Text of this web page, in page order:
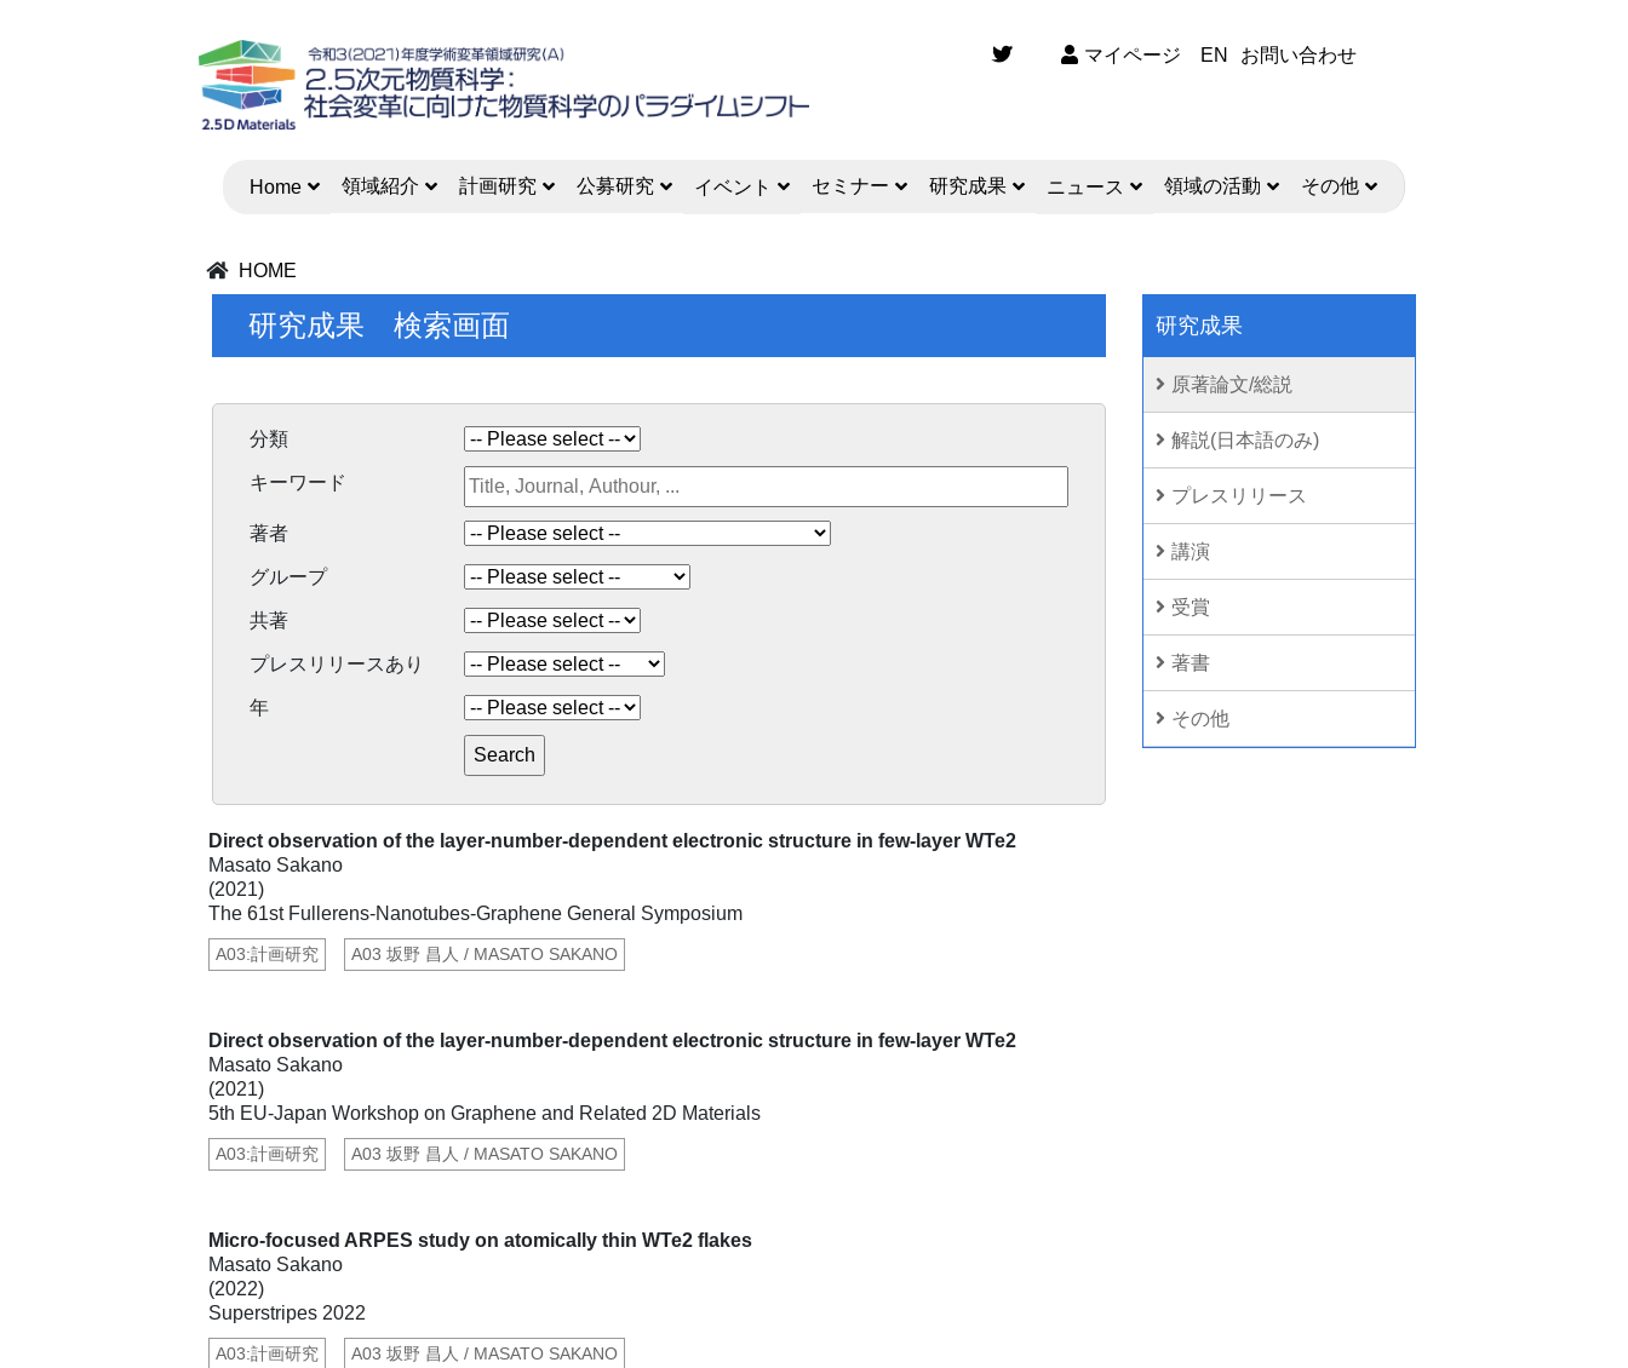
マイページ EN お問い合わせ
Home 領域紹介 計画研究 公募研究 イベント セミナー 研究成果 ニュース 領域の活動 その他
HOME
研究成果
原著論文/総説
解説(日本語のみ)
プレスリリース
講演
受賞
著書
その他
研究成果 検索画面
分類
キーワード
著者
グループ
共著
プレスリリースあり
年
Direct observation of the layer-number-dependent electronic structure in few-layer WTe2
Masato Sakano
(2021)
The 61st Fullerens-Nanotubes-Graphene General Symposium
A03:計画研究 A03 坂野 昌人 / MASATO SAKANO
Direct observation of the layer-number-dependent electronic structure in few-layer WTe2
Masato Sakano
(2021)
5th EU-Japan Workshop on Graphene and Related 2D Materials
A03:計画研究 A03 坂野 昌人 / MASATO SAKANO
Micro-focused ARPES study on atomically thin WTe2 flakes
Masato Sakano
(2022)
Superstripes 2022
A03:計画研究 A03 坂野 昌人 / MASATO SAKANO